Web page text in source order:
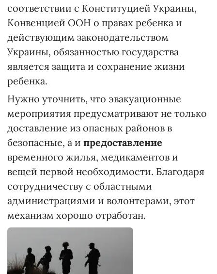
соответствии с Конституцией Украины,
Конвенцией ООН о правах ребенка и
действующим законодательством
Украины, обязанностью государства
является защита и сохранение жизни
ребенка.
Нужно уточнить, что эвакуационные
мероприятия предусматривают не только
доставление из опасных районов в
безопасные, а и предоставление
временного жилья, медикаментов и
вещей первой необходимости. Благодаря
сотрудничеству с областными
администрациями и волонтерами, этот
механизм хорошо отработан.